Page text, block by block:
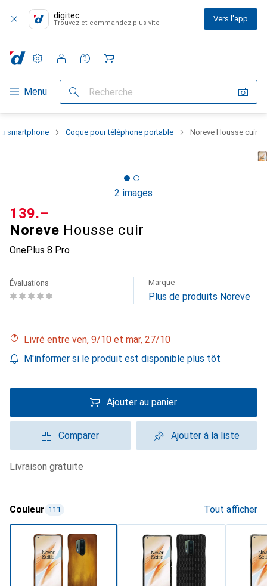
digitec
Trouvez et commandez plus vite Vers l'app
Navigation par catégorie
Menu Recherche
Paramètres
Compte client
Listes de comparaison
Listes d'envies
Panier
smartphone Coque pour téléphone portable Noreve Housse cuir
2 images
Noreve Housse cuir
OnePlus 8 Pro
CHF
139.–
Évaluations Marque
Plus de produits Noreve
Livré entre ven, 9/10 et mar, 27/10
M'informer si le produit est disponible plus tôt
Ajouter au panier
Comparer Ajouter à la liste
livraison gratuite
Couleur 111 Tout afficher